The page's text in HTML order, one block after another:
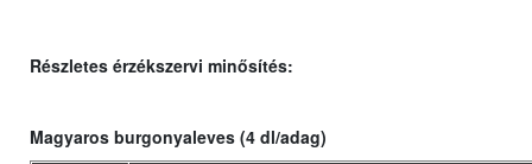
Részletes érzékszervi minősítés:
Magyaros burgonyaleves (4 dl/adag)